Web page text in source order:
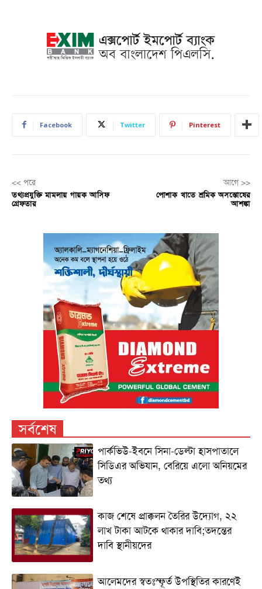
Facebook Twitter Pinterest
<< পরে
তথ্যপ্রযুক্তি মামলায় গায়ক আসিফ
গ্রেফতার
আগে >>
পোশাক খাতে শ্রমিক অসন্তোষের
আশঙ্কা
সর্বশেষ
পার্কভিউ-ইবনে সিনা-ডেল্টা হাসপাতালে
সিডিএর অভিযান, বেরিয়ে এলো অনিয়মের
তথ্য
কাজ শেষে প্রাক্কলন তৈরির উদ্যোগ, ২২
লাখ টাকা আটকে থাকার দাবি;তদন্তের
দাবি স্থানীয়দের
আলেমদের স্বতঃস্ফূর্ত উপস্থিতির কারণেই